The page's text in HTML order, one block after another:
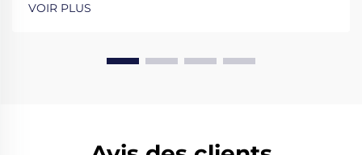
avantages dès maintenant.
VOIR PLUS